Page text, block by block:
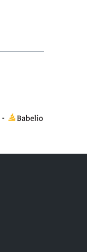
-